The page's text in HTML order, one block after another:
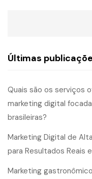
Últimas
Quais são os serviços
marketing digital
brasileiras?
Marketing Digital de
para Resultados Reais
Marketing